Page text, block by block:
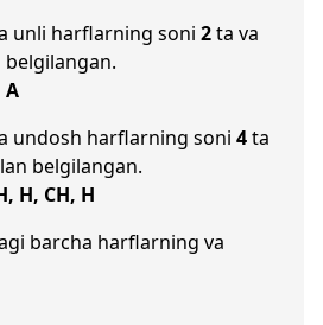
unli harflarning soni 2ta va
A
undosh harflarning soni 4ta
belgilangan.
H, CH, H
barcha harflarning va